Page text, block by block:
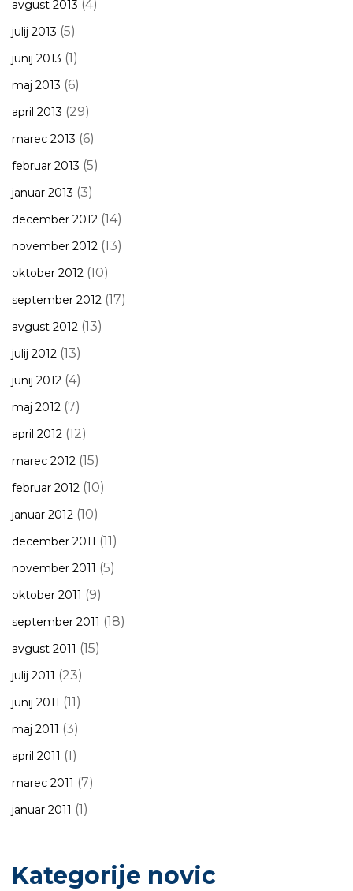
avgust 2013 (4)
julij 2013 (5)
junij 2013 (1)
maj 2013 (6)
april 2013 (29)
marec 2013 (6)
februar 2013 (5)
januar 2013 (3)
december 2012 (14)
november 2012 (13)
oktober 2012 (10)
september 2012 (17)
avgust 2012 (13)
julij 2012 (13)
junij 2012 (4)
maj 2012 (7)
april 2012 (12)
marec 2012 (15)
februar 2012 (10)
januar 2012 (10)
december 2011 (11)
november 2011 (5)
oktober 2011 (9)
september 2011 (18)
avgust 2011 (15)
julij 2011 (23)
junij 2011 (11)
maj 2011 (3)
april 2011 (1)
marec 2011 (7)
januar 2011 (1)
Kategorije novic